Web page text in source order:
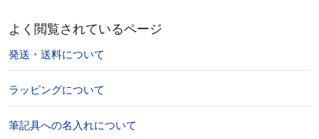
よく閲覧されているページ
発送・送料について
ラッピングについて
筆記具への名入れについて